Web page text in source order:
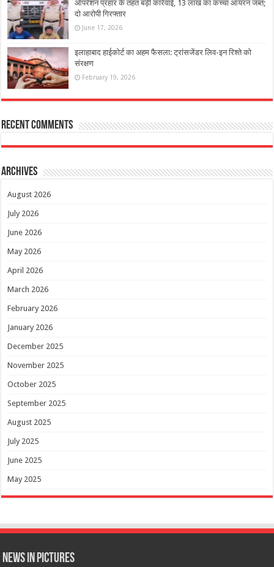
ऑपरेशन प्रहार के तहत बड़ी कार्रवाई, 13 लाख का कच्चा आयरन जब्त;
दो आरोपी गिरफ्तार
June 17, 2026
इलाहाबाद हाईकोर्ट का अहम फैसला: ट्रांसजेंडर लिव-इन रिश्ते को
संरक्षण
February 19, 2026
Recent Comments
Archives
August 2026
July 2026
June 2026
May 2026
April 2026
March 2026
February 2026
January 2026
December 2025
November 2025
October 2025
September 2025
August 2025
July 2025
June 2025
May 2025
News in Pictures